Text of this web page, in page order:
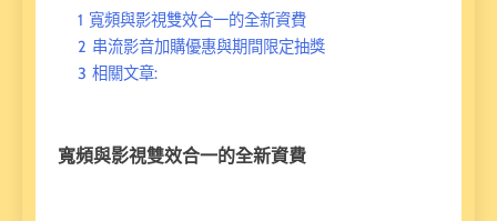
1 寬頻與影視雙效合一的全新資費
2 串流影音加購優惠與期間限定抽獎
3 相關文章:
寬頻與影視雙效合一的全新資費